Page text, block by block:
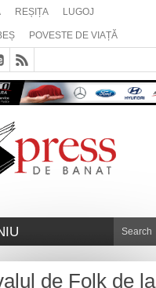
REȘIȚA LUGOJ
POVESTE DE VIAȚĂ
de Folk de la